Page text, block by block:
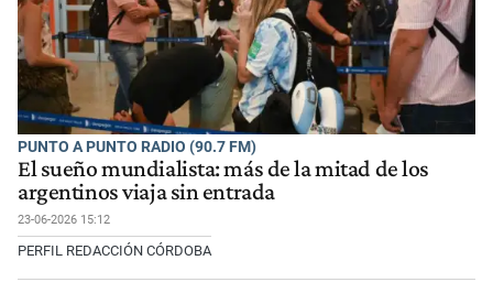
PUNTO A PUNTO RADIO (90.7 FM)
El sueño mundialista: más de la mitad de los
argentinos viaja sin entrada
23-06-2026 15:12
PERFIL REDACCIÓN CÓRDOBA